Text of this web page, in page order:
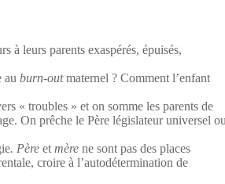
à leurs parents exaspérés, épuisés,
auburn-outmaternel ? Comment l’enfant
« troubles » et on somme les parents de
On prêche le Père législateur universel
. Père etmère ne sont pas des places
croire à l’autodétermination de